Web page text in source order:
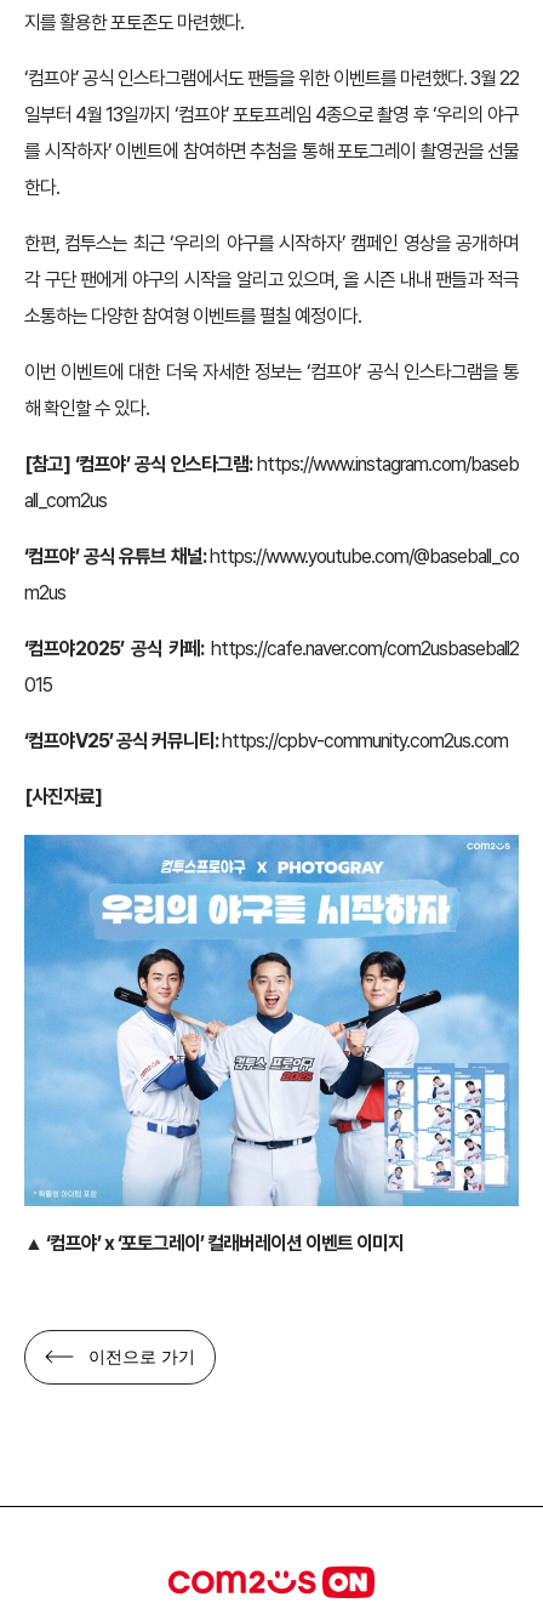
지를 활용한 포토존도 마련했다.
‘컴프야’ 공식 인스타그램에서도 팬들을 위한 이벤트를 마련했다. 3월 22
일부터 4월 13일까지 ‘컴프야’ 포토프레임 4종으로 촬영 후 ‘우리의 야구
를 시작하자’ 이벤트에 참여하면 추첨을 통해 포토그레이 촬영권을 선물
한다.
한편, 컴투스는 최근 ‘우리의 야구를 시작하자’ 캠페인 영상을 공개하며
각 구단 팬에게 야구의 시작을 알리고 있으며, 올 시즌 내내 팬들과 적극
소통하는 다양한 참여형 이벤트를 펼칠 예정이다.
이번 이벤트에 대한 더욱 자세한 정보는 ‘컴프야’ 공식 인스타그램을 통
해 확인할 수 있다.
[참고] ‘컴프야’ 공식 인스타그램: https://www.instagram.com/baseb
all_com2us
‘컴프야’ 공식 유튜브 채널: https://www.youtube.com/@baseball_co
m2us
‘컴프야2025’ 공식 카페: https://cafe.naver.com/com2usbaseball2
015
‘컴프야V25’ 공식 커뮤니티: https://cpbv-community.com2us.com
[사진자료]
▲ ‘컴프야’ x ‘포토그레이’ 컬래버레이션 이벤트 이미지
이전으로 가기